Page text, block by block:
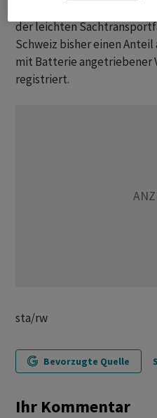
der leichten
Schweiz bisher einen
mit Batterie angetriebener
registriert.
sta/rw
Bevorzugte Quelle
Ihr Kommentar